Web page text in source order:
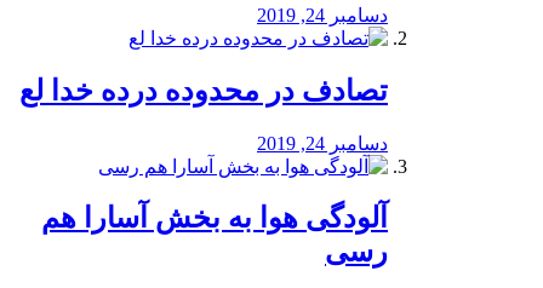
دسامبر 24, 2019
تصادف در محدوده درده خدا لع
دسامبر 24, 2019
آلودگی هوا به بخش آسارا هم
رسی